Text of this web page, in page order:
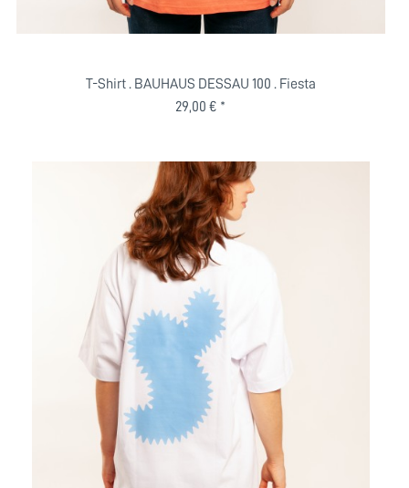
T-Shirt . BAUHAUS DESSAU 100 . Fiesta
29,00 € *